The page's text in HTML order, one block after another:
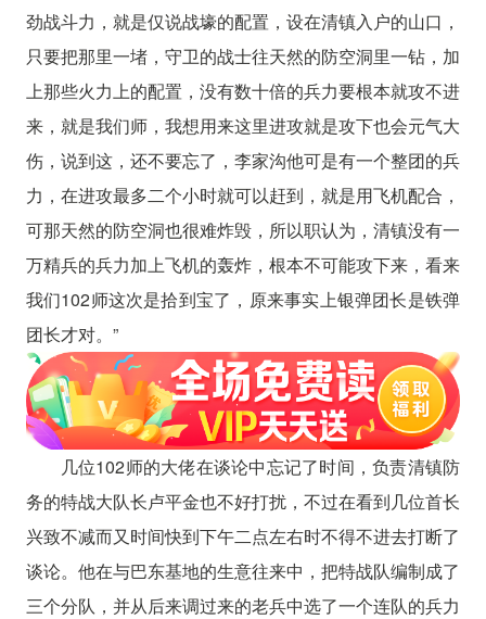
劲战斗力，就是仅说战壕的配置，设在清镇入户的山口，
只要把那里一堵，守卫的战士往天然的防空洞里一钻，加
上那些火力上的配置，没有数十倍的兵力要根本就攻不进
来，就是我们师，我想用来这里进攻就是攻下也会元气大
伤，说到这，还不要忘了，李家沟他可是有一个整团的兵
力，在进攻最多二个小时就可以赶到，就是用飞机配合，
可那天然的防空洞也很难炸毁，所以职认为，清镇没有一
万精兵的兵力加上飞机的轰炸，根本不可能攻下来，看来
我们102师这次是拾到宝了，原来事实上银弹团长是铁弹
团长才对。”
几位102师的大佬在谈论中忘记了时间，负责清镇防
务的特战大队长卢平金也不好打扰，不过在看到几位首长
兴致不减而又时间快到下午二点左右时不得不进去打断了
谈论。他在与巴东基地的生意往来中，把特战队编制成了
三个分队，并从后来调过来的老兵中选了一个连队的兵力